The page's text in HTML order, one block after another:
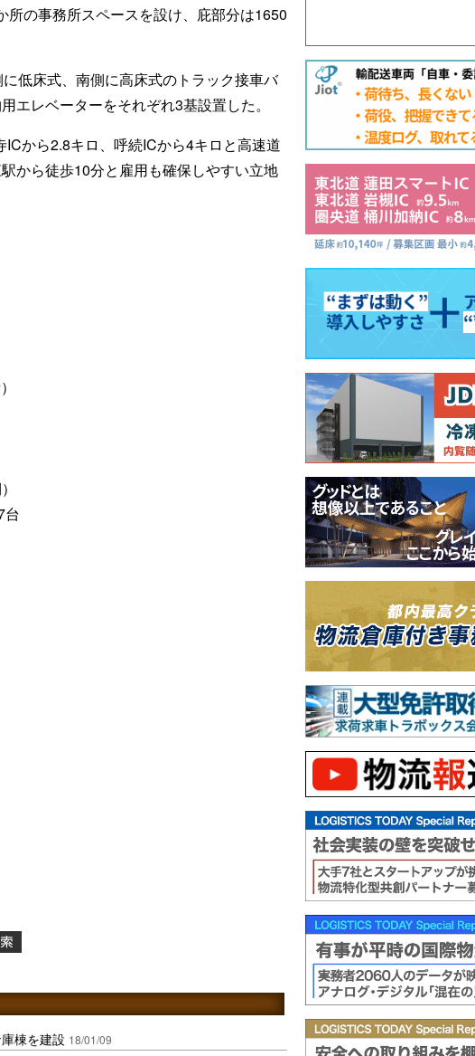
の事務所スペースを設け、庇部分は1650
低床式、南側に高床式のトラック接車バ
エレベーターをそれぞれ3基設置した。
から2.8キロ、呼続ICから4キロと高速道
から徒歩10分と雇用も確保しやすい立地
台
棟を建設 18/01/09